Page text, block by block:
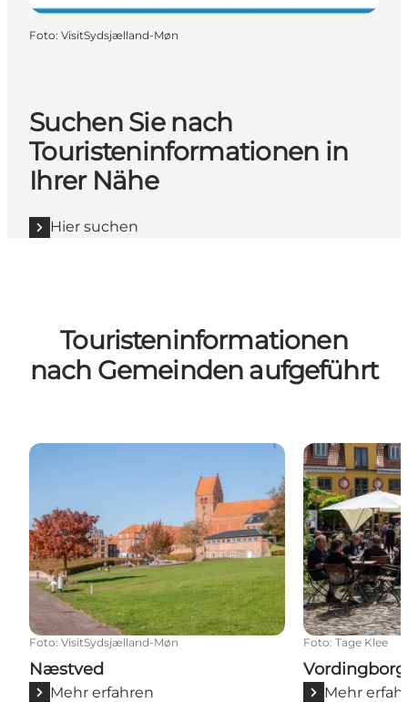
Foto: VisitSydsjælland-Møn
Suchen Sie nach
Touristeninformationen in
Ihrer Nähe
Hier suchen
Touristeninformationen
nach Gemeinden aufgeführt
Næstved
Foto: VisitSydsjælland-Møn
Næstved
Mehr erfahren
Vordingborg
Foto: Tage Klee
Vordingborg
Mehr